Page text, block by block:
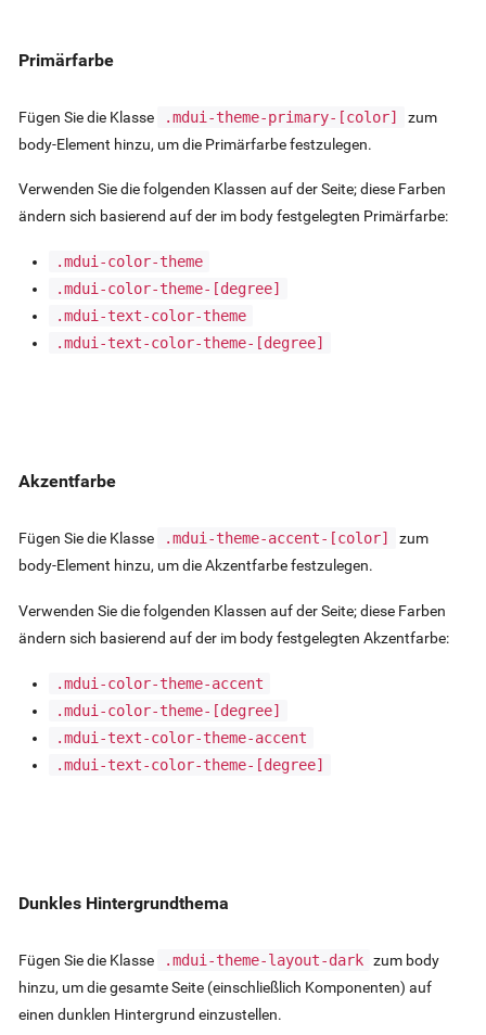
Primärfarbe
Fügen Sie die Klasse .mdui-theme-primary- [color]
zum
body-Element hinzu, um die Primärfarbe festzulegen.
Verwenden Sie die folgenden Klassen auf der Seite; diese Farben
ändern sich basierend auf der im body festgelegten Primärfarbe:
.mdui-color-theme
.mdui-color-theme- [degree]
.mdui-text-color-theme
.mdui-text-color-theme- [degree]
Akzentfarbe
Fügen Sie die Klasse .mdui-theme-accent- [color]
zum
body-Element hinzu, um die Akzentfarbe festzulegen.
Verwenden Sie die folgenden Klassen auf der Seite; diese Farben
ändern sich basierend auf der im body festgelegten Akzentfarbe:
.mdui-color-theme-accent
.mdui-color-theme- [degree]
.mdui-text-color-theme-accent
.mdui-text-color-theme- [degree]
Dunkles Hintergrundthema
Fügen Sie die Klasse .mdui-theme-layout-dark zum body
hinzu, um die gesamte Seite (einschließlich Komponenten) auf
einen dunklen Hintergrund einzustellen.